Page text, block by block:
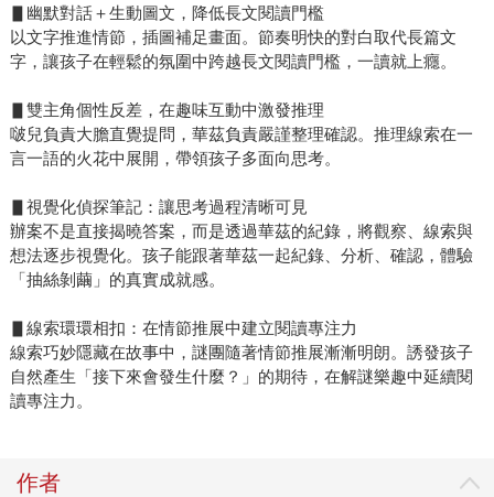
▋幽默對話＋生動圖文，降低長文閱讀門檻
以文字推進情節，插圖補足畫面。節奏明快的對白取代長篇文
字，讓孩子在輕鬆的氛圍中跨越長文閱讀門檻，一讀就上癮。
▋雙主角個性反差，在趣味互動中激發推理
啵兒負責大膽直覺提問，華茲負責嚴謹整理確認。推理線索在一
言一語的火花中展開，帶領孩子多面向思考。
▋視覺化偵探筆記：讓思考過程清晰可見
辦案不是直接揭曉答案，而是透過華茲的紀錄，將觀察、線索與
想法逐步視覺化。孩子能跟著華茲一起紀錄、分析、確認，體驗
「抽絲剝繭」的真實成就感。
▋線索環環相扣：在情節推展中建立閱讀專注力
線索巧妙隱藏在故事中，謎團隨著情節推展漸漸明朗。誘發孩子
自然產生「接下來會發生什麼？」的期待，在解謎樂趣中延續閱
讀專注力。
作者